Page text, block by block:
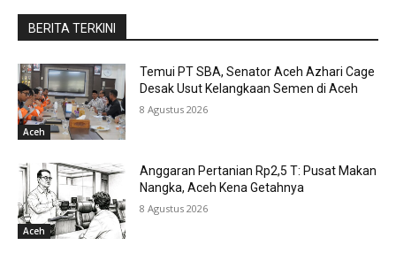
BERITA TERKINI
Aceh
Temui PT SBA, Senator Aceh Azhari Cage
Desak Usut Kelangkaan Semen di Aceh
8 Agustus 2026
Aceh
Anggaran Pertanian Rp2,5 T: Pusat Makan
Nangka, Aceh Kena Getahnya
8 Agustus 2026